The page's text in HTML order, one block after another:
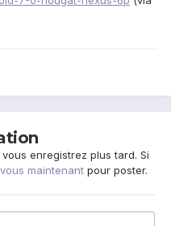
enregistrez plus tard. Si
maintenant pour poster.